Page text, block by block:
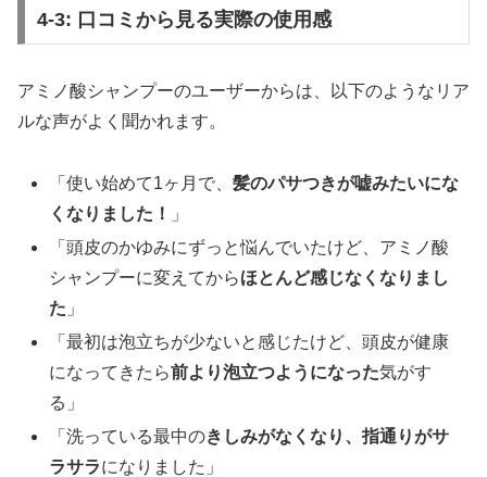
4-3: 口コミから見る実際の使用感
アミノ酸シャンプーのユーザーからは、以下のようなリア
ルな声がよく聞かれます。
「使い始めて1ヶ月で、髪のパサつきが嘘みたいにな
くなりました！
」
「頭皮のかゆみにずっと悩んでいたけど、アミノ酸
シャンプーに変えてからほとんど感じなくなりまし
た 」
「最初は泡立ちが少ないと感じたけど、頭皮が健康
になってきたら前より泡立つようになった気がす
る」
「洗っている最中のきしみがなくなり、指通りがサ
ラサラになりました」